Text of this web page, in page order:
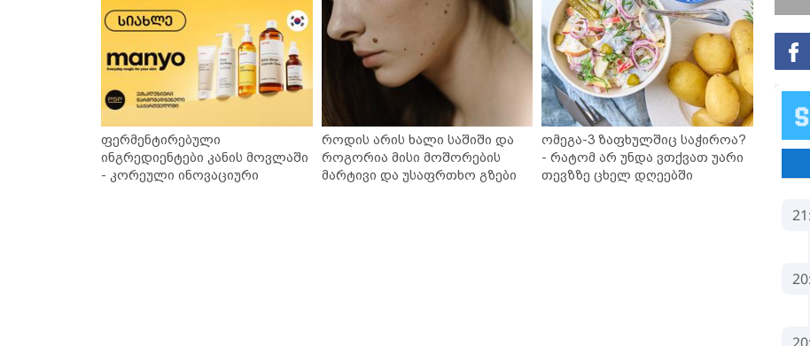
ფერმენტირებული
ინგრედიენტები კანის მოვლაში
- კორეული ინოვაციური
როდის არის ხალი საშიში და
როგორია მისი მოშორების
მარტივი და უსაფრთხო გზები
ომეგა-3 ზაფხულშიც საჭიროა?
- რატომ არ უნდა ვთქვათ უარი
თევზზე ცხელ დღეებში